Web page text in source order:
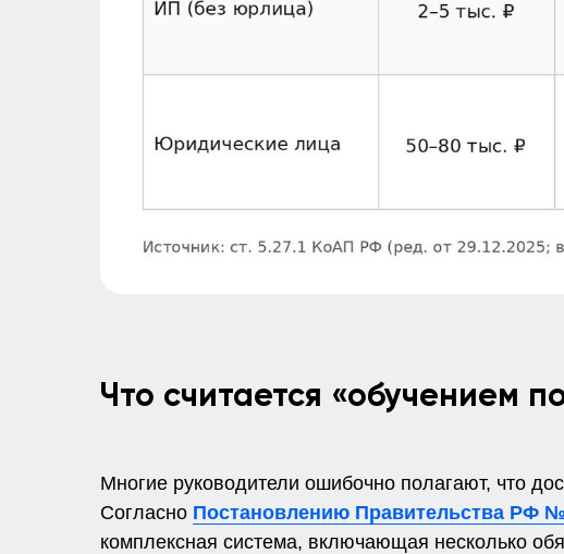
Что считается «обучением
Многие руководители ошибочно полагают, что
Согласно Постановлению Правительства РФ
комплексная система, включающая несколько